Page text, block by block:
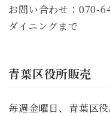
お問い合わせ：070-
ダイニングまで
青葉区役所販売
毎週金曜日、青葉区